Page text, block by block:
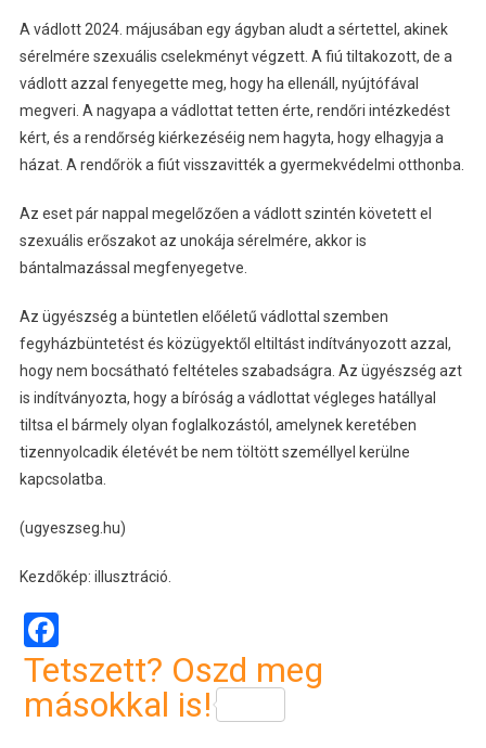
A vádlott 2024. májusában egy ágyban aludt a sértettel, akinek
sérelmére szexuális cselekményt végzett. A fiú tiltakozott, de a
vádlott azzal fenyegette meg, hogy ha ellenáll, nyújtófával
megveri. A nagyapa a vádlottat tetten érte, rendőri intézkedést
kért, és a rendőrség kiérkezéséig nem hagyta, hogy elhagyja a
házat. A rendőrök a fiút visszavitték a gyermekvédelmi otthonba.
Az eset pár nappal megelőzően a vádlott szintén követett el
szexuális erőszakot az unokája sérelmére, akkor is
bántalmazással megfenyegetve.
Az ügyészség a büntetlen előéletű vádlottal szemben
fegyházbüntetést és közügyektől eltiltást indítványozott azzal,
hogy nem bocsátható feltételes szabadságra. Az ügyészség azt
is indítványozta, hogy a bíróság a vádlottat végleges hatállyal
tiltsa el bármely olyan foglalkozástól, amelynek keretében
tizennyolcadik életévét be nem töltött személlyel kerülne
kapcsolatba.
(ugyeszseg.hu)
Kezdőkép: illusztráció.
Facebook
Tetszett? Oszd meg
másokkal is!